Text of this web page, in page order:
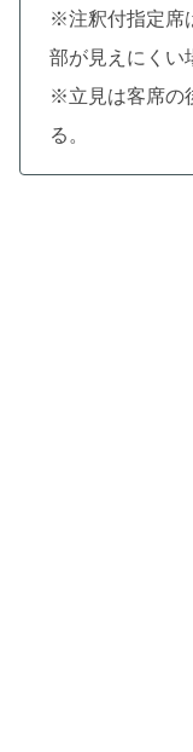
※注釈付指定席
部が見えにくい
※立見は客席の
る。